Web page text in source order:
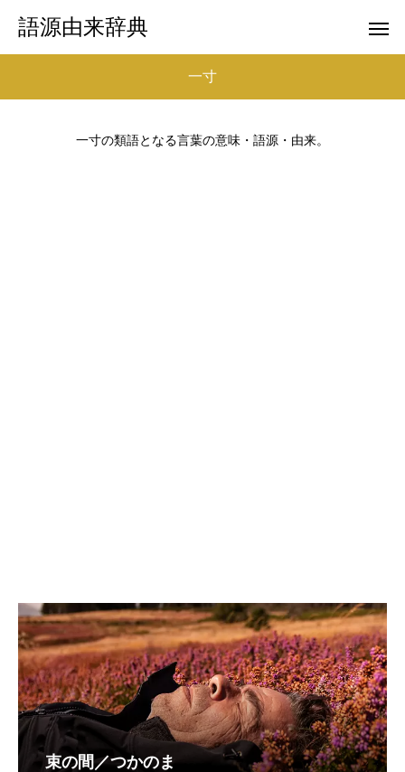
語源由来辞典
一寸
一寸の類語となる言葉の意味・語源・由来。
束の間／つかのま